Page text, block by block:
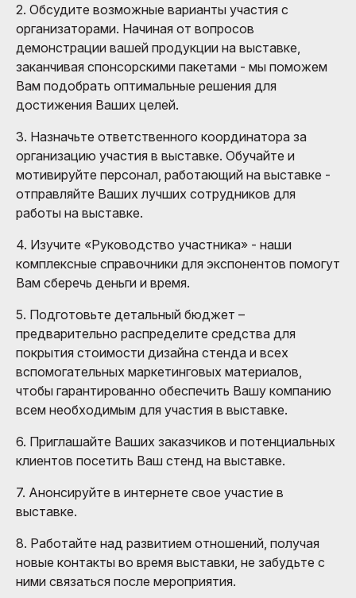
2. Обсудите возможные варианты участия с
организаторами. Начиная от вопросов
демонстрации вашей продукции на выставке,
заканчивая спонсорскими пакетами - мы поможем
Вам подобрать оптимальные решения для
достижения Ваших целей.
3. Назначьте ответственного координатора за
организацию участия в выставке. Обучайте и
мотивируйте персонал, работающий на выставке -
отправляйте Ваших лучших сотрудников для
работы на выставке.
4. Изучите «Руководство участника» - наши
комплексные справочники для экспонентов помогут
Вам сберечь деньги и время.
5. Подготовьте детальный бюджет –
предварительно распределите средства для
покрытия стоимости дизайна стенда и всех
вспомогательных маркетинговых материалов,
чтобы гарантированно обеспечить Вашу компанию
всем необходимым для участия в выставке.
6. Приглашайте Ваших заказчиков и потенциальных
клиентов посетить Ваш стенд на выставке.
7. Анонсируйте в интернете свое участие в
выставке.
8. Работайте над развитием отношений, получая
новые контакты во время выставки, не забудьте с
ними связаться после мероприятия.